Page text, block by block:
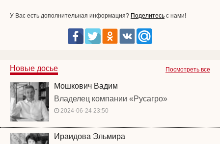
У Вас есть дополнительная информация? Поделитесь с нами!
Посмотреть все
Новые досье
Мошкович Вадим
Владелец компании «Русагро»
2024-06-24 23:50
Ираидова Эльмира